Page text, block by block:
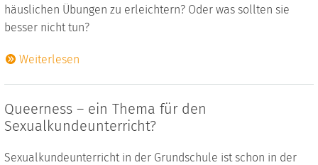
häuslichen Übungen zu erleichtern? Oder was sollten sie
besser nicht tun?
Weiterlesen
Queerness – ein Thema für den
Sexualkundeunterricht?
Sexualkundeunterricht in der Grundschule ist schon in der